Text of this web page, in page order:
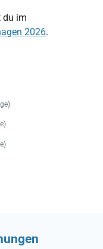
du im
2026.